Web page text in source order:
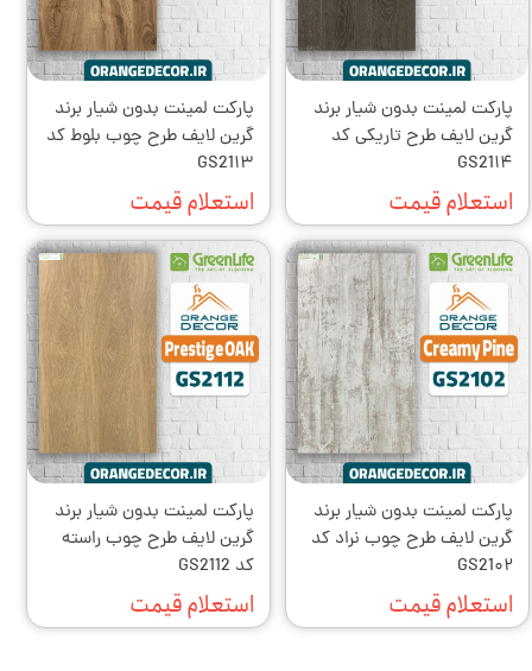
پارکت لمینت بدون شیار برند
گرین لایف طرح تاریکی کد
GS21۱۴
استعلام قیمت
پارکت لمینت بدون شیار برند
گرین لایف طرح چوب بلوط کد
GS21۱۳
استعلام قیمت
پارکت لمینت بدون شیار برند
گرین لایف طرح چوب نراد کد
GS21۰۲
استعلام قیمت
پارکت لمینت بدون شیار برند
گرین لایف طرح چوب راسته
کد GS2112
استعلام قیمت